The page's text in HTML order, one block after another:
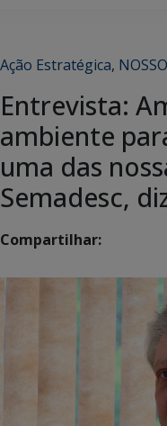
Ação Estratégica,
Entrevista:
ambiente
uma das
Semadesc,
Compartilhar: